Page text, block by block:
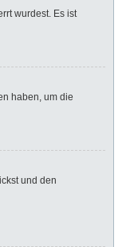
wurdest. Es ist
haben, um die
und den